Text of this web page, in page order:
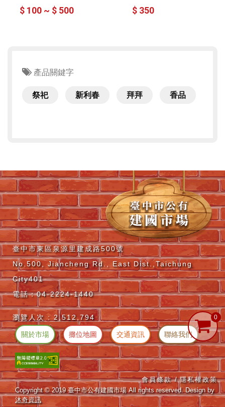
$ 100 ~ $ 500 $ 350
產品關鍵字
祭祀 新利春 拜拜 香品
臺中市東區泉源里建成路500號
No.500, Jiancheng Rd., East Dist.,Taichung
City401
電話：04-2224-1440
瀏覽人次 : 2,512,794
關於市場 攤位地圖 交通資訊 聯絡我們
會員條款 / 隱私權政策
Copyright © 2019 臺中市公有建國市場 All rights reserved. Design by
沐奇資訊